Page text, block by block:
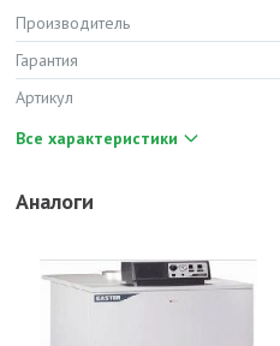
Производитель
Гарантия
Артикул
Все характеристики
Аналоги